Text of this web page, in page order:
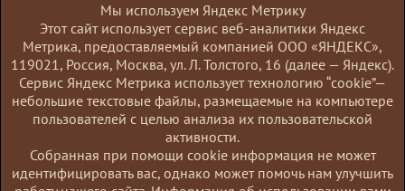
Информирование о порядке
предоставления меры
социальной поддержки
администрации Винницкого
сельского поселения
Подпорожского муниципального
района Ленинградской области:
"Предоставление отсрочки
Перейти
Мы используем Яндекс Метрику
Этот сайт использует сервис веб-аналитики Яндекс
Метрика, предоставляемый компанией ООО «ЯНДЕКС»,
119021, Россия, Москва, ул. Л. Толстого, 16 (далее — Яндекс).
Сервис Яндекс Метрика использует технологию “cookie”—
небольшие текстовые файлы, размещаемые на компьютере
пользователей с целью анализа их пользовательской
активности.
Coбранная при помощи cookie информация не может
идентифицировать вас, однако может помочь нам улучшить